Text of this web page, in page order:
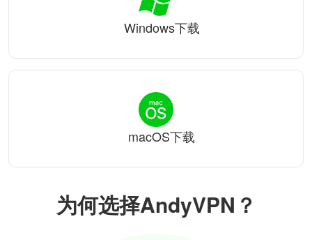
为何选择AndyVPN？
Windows下载
macOS下载